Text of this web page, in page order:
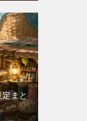
定まと